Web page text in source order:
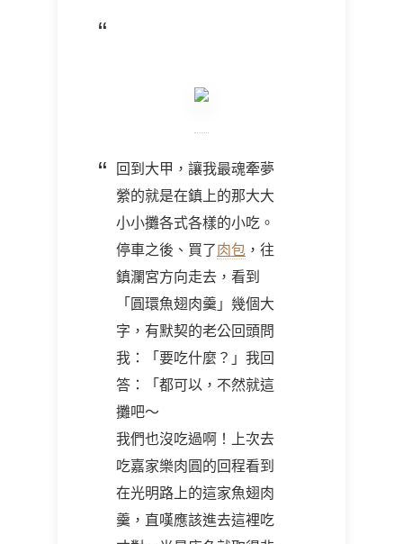
回到大甲，讓我最魂牽夢
縈的就是在鎮上的那大大
小小攤各式各樣的小吃。
停車之後、買了肉包 ，往
鎮瀾宮方向走去，看到
「圓環魚翅肉羹」幾個大
字，有默契的老公回頭問
我：「要吃什麼？」我回
答：「都可以，不然就這
攤吧～
我們也沒吃過啊！上次去
吃嘉家樂肉圓的回程看到
在光明路上的這家魚翅肉
羹，直嘆應該進去這裡吃